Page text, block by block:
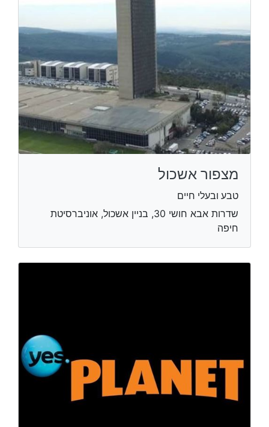
מצפור אשכול
טבע ובעלי חיים
שדרות אבא חושי 30, בניין אשכול, אוניברסיטת
חיפה